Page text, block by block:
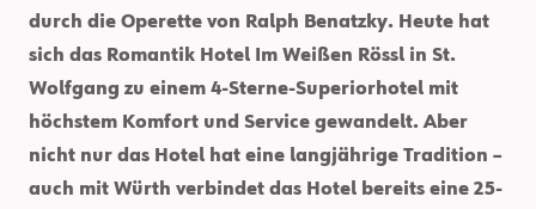
durch die Operette von Ralph Benatzky. Heute hat
sich das Romantik Hotel Im Weißen Rössl in St.
Wolfgang zu einem 4-Sterne-Superiorhotel mit
höchstem Komfort und Service gewandelt. Aber
nicht nur das Hotel hat eine langjährige Tradition –
auch mit Würth verbindet das Hotel bereits eine 25-